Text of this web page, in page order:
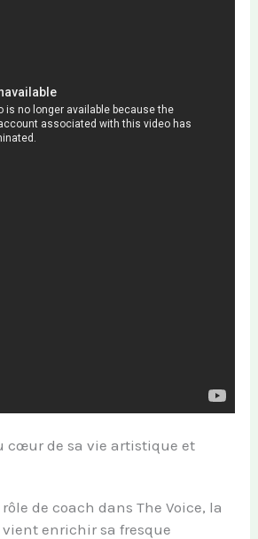
cœur de sa vie artistique et
de coach dans The Voice, la
vient enrichir sa fresque